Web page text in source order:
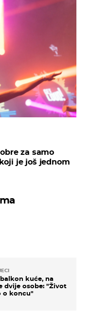
za samo
je još jednom
kuće, na
dvije osobe: "Život
o koncu"